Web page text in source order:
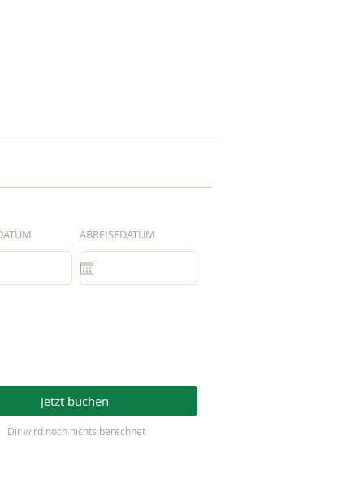
ABREISEDATUM
Jetzt buchen
Dir wird noch nichts berechnet